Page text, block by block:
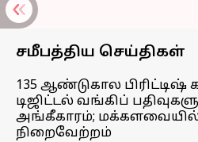
சமீபத்திய செய்திகள்
135 ஆண்டுகால பிரிட்டிஷ்
டிஜிட்டல் வங்கிப்
அங்கீகாரம்; மக்களவையில்
நிறைவேற்றம்